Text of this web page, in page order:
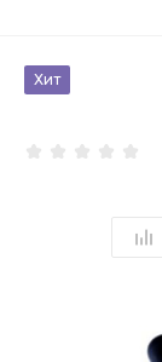
Хит